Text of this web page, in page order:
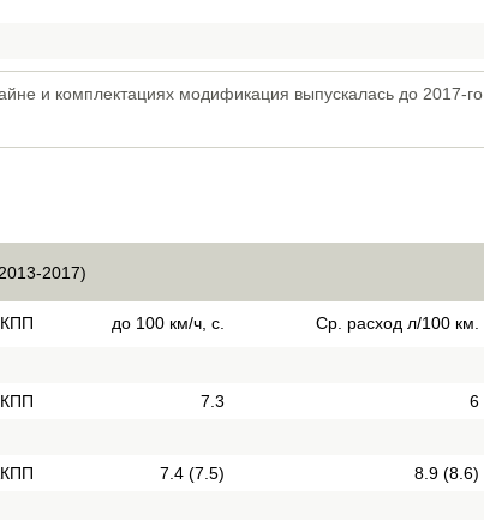
и комплектациях модификация выпускалась до 2017-го
2017)
КПП до 100 км/ч, с. Ср. расход л/100 км.
7.3
6
7.4 (7.5)
8.9 (8.6)